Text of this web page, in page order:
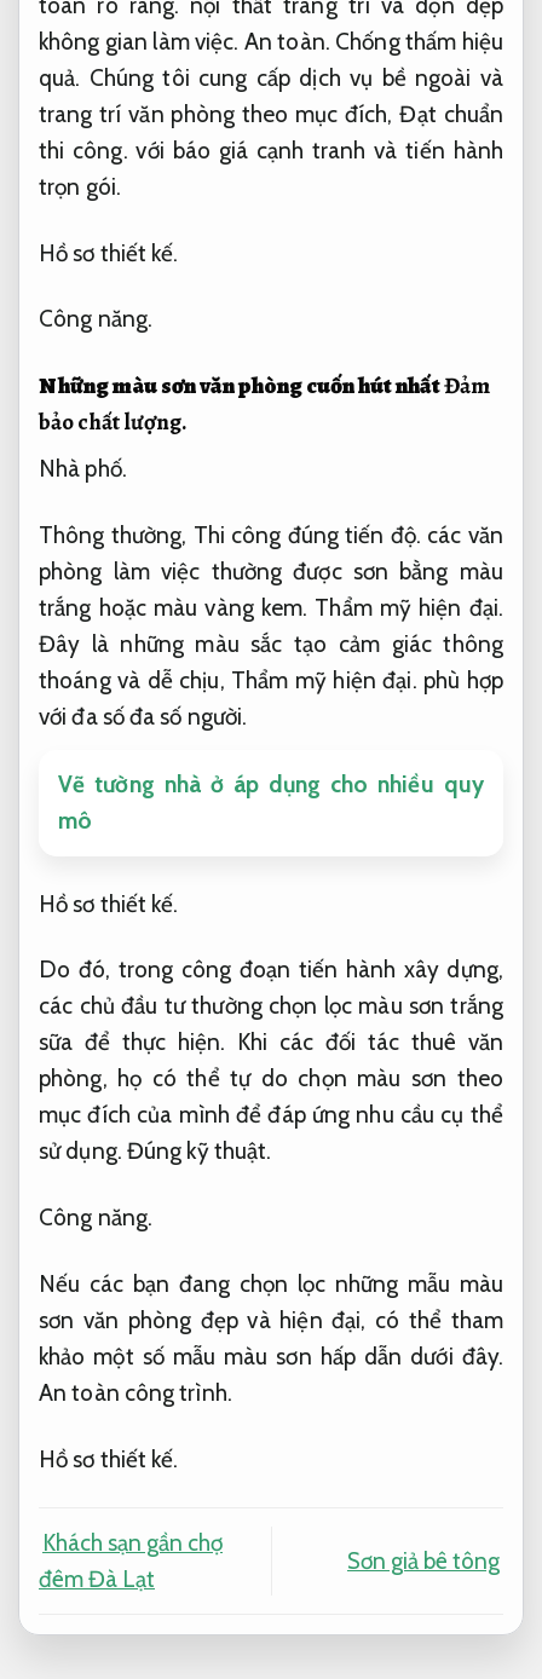
không gian làm việc. An toàn. Chống thấm hiệu
quả. Chúng tôi cung cấp dịch vụ bề ngoài và
trang trí văn phòng theo mục đích,Đạt chuẩn
thi công. với báo giá cạnh tranh và tiến hành
trọn gói.
Hồ sơ thiết kế.
Công năng.
Những màu sơn văn phòng cuốn hút nhấtĐảm
bảo chất lượng.
Nhà phố.
Thông thường, Thi công đúng tiến độ. các văn
phòng làm việc thường được sơn bằng màu
trắng hoặc màu vàng kem. Thẩm mỹ hiện đại.
Đây là những màu sắc tạo cảm giác thông
thoáng và dễ chịu, Thẩm mỹ hiện đại. phù hợp
với đa số đa số người.
Vẽ tường nhà ở áp dụng cho nhiều quy
mô
Hồ sơ thiết kế.
Do đó, trong công đoạn tiến hành xây dựng,
các chủ đầu tư thường chọn lọc màu sơn trắng
sữa để thực hiện. Khi các đối tác thuê văn
phòng, họ có thể tự do chọn màu sơn theo
mục đích của mình để đáp ứng nhu cầu cụ thể
sử dụng. Đúng kỹ thuật.
Công năng.
Nếu các bạn đang chọn lọc những mẫu màu
sơn văn phòng đẹp và hiện đại, có thể tham
khảo một số mẫu màu sơn hấp dẫn dưới đây.
An toàn công trình.
Hồ sơ thiết kế.
Khách sạn gần chợ
đêm Đà Lạt
Sơn giả bê tông